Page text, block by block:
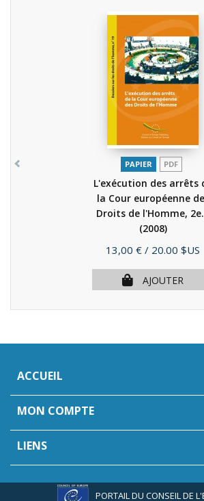
PAPIER PDF
L'exécution des arrêts
la Cour européenne
Droits de l'Homme,
(2008)
Prix
13,00 € / 20.00 $US
AJOUTER
ACCUEIL
MON COMPTE
LIENS
PORTAIL DU CONSEIL DE